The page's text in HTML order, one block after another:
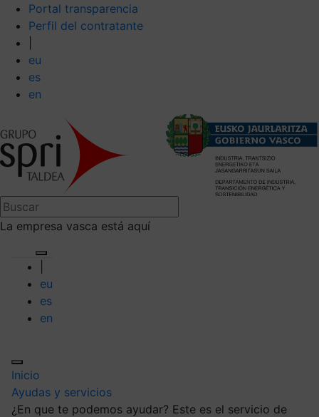
Portal transparencia
Perfil del contratante
eu
es
en
La empresa vasca está aquí
eu
es
en
Inicio
Ayudas y servicios
¿En que te podemos ayudar? Este es el servicio de